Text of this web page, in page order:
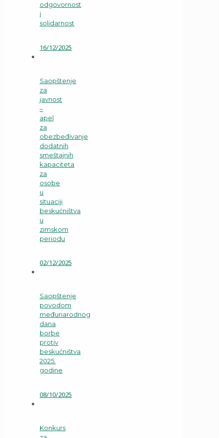
odgovornost
i
solidarnost
16/12/2025
Saopštenje
za
javnost
–
apel
za
obezbeđivanje
dodatnih
smeštajnih
kapaciteta
za
osobe
u
situaciji
beskućništva
u
zimskom
periodu
02/12/2025
Saopštenje
povodom
međunarodnog
dana
borbe
protiv
beskućništva
2025.
godine
08/10/2025
Konkurs